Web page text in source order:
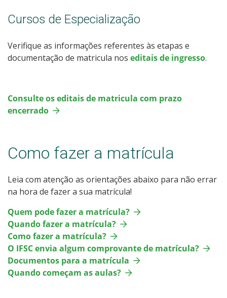
Cursos de Especialização
Verifique as informações referentes às etapas e
documentação de matricula nos editais de ingresso.
Consulte os editais de matricula com prazo
encerrado
Como fazer a matrícula
Leia com atenção as orientações abaixo para não errar
na hora de fazer a sua matrícula!
Quem pode fazer a matrícula?
Quando fazer a matrícula?
Como fazer a matrícula?
O IFSC envia algum comprovante de matrícula?
Documentos para a matrícula
Quando começam as aulas?